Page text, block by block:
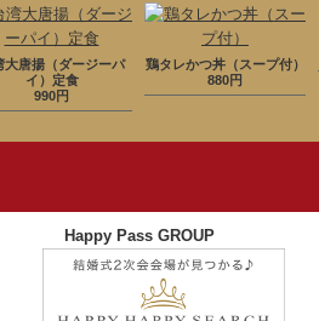
大唐揚（ダージーパ
イ）定食
990円
鶏タレかつ丼（スープ付）
880円
Happy Pass GROUP